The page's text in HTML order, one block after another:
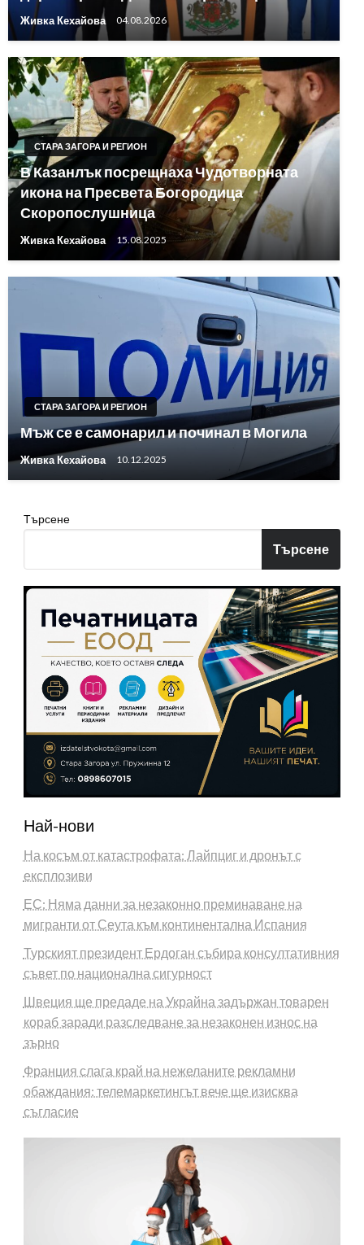
Живка Кехайова 04.08.2026
СТАРА ЗАГОРА И РЕГИОН
В Казанлък посрещнаха Чудотворната
икона на Пресвета Богородица
Скоропослушница
Живка Кехайова 15.08.2025
СТАРА ЗАГОРА И РЕГИОН
Мъж се е самонарил и починал в Могила
Живка Кехайова 10.12.2025
Търсене
Търсене
Най-нови
На косъм от катастрофата: Лайпциг и дронът с
експлозиви
ЕС: Няма данни за незаконно преминаване на
мигранти от Сеута към континентална Испания
Турският президент Ердоган събира консултативния
съвет по национална сигурност
Швеция ще предаде на Украйна задържан товарен
кораб заради разследване за незаконен износ на
зърно
Франция слага край на нежеланите рекламни
обаждания: телемаркетингът вече ще изисква
съгласие